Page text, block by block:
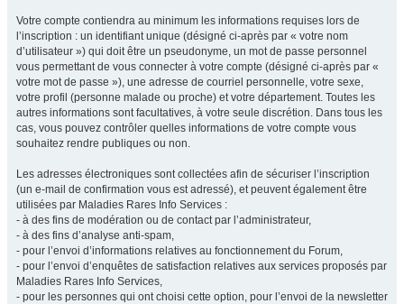
Votre compte contiendra au minimum les informations requises lors de
l’inscription : un identifiant unique (désigné ci-après par « votre nom
d’utilisateur ») qui doit être un pseudonyme, un mot de passe personnel
vous permettant de vous connecter à votre compte (désigné ci-après par «
votre mot de passe »), une adresse de courriel personnelle, votre sexe,
votre profil (personne malade ou proche) et votre département. Toutes les
autres informations sont facultatives, à votre seule discrétion. Dans tous les
cas, vous pouvez contrôler quelles informations de votre compte vous
souhaitez rendre publiques ou non.
Les adresses électroniques sont collectées afin de sécuriser l’inscription
(un e-mail de confirmation vous est adressé), et peuvent également être
utilisées par Maladies Rares Info Services :
- à des fins de modération ou de contact par l’administrateur,
- à des fins d’analyse anti-spam,
- pour l’envoi d’informations relatives au fonctionnement du Forum,
- pour l’envoi d’enquêtes de satisfaction relatives aux services proposés par
Maladies Rares Info Services,
- pour les personnes qui ont choisi cette option, pour l’envoi de la newsletter